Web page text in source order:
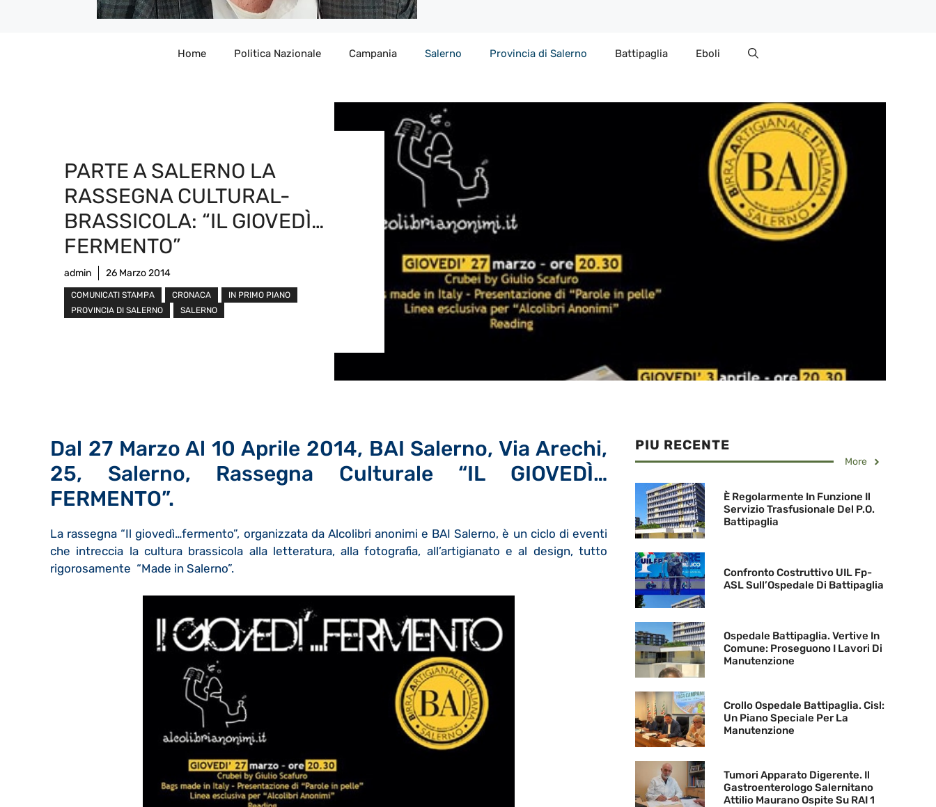
Home Politica Nazionale Campania Salerno Provincia di Salerno Battipaglia Eboli
PARTE A SALERNO LA
RASSEGNA CULTURAL-
BRASSICOLA: “IL GIOVEDÌ…
FERMENTO”
admin 26 Marzo 2014
COMUNICATI STAMPA CRONACA
IN PRIMO PIANO
PROVINCIA DI SALERNO
SALERNO
Dal 27 Marzo Al 10 Aprile 2014, BAI Salerno, Via Arechi,
25, Salerno, Rassegna Culturale “IL GIOVEDÌ…
FERMENTO”.
La rassegna “Il giovedì…fermento”, organizzata da Alcolibri anonimi e BAI Salerno, è un ciclo di eventi
che intreccia la cultura brassicola alla letteratura, alla fotografia, all’artigianato e al design, tutto
rigorosamente “Made in Salerno”.
PIU RECENTE
More
È Regolarmente In Funzione Il
Servizio Trasfusionale Del P.O.
Battipaglia
Confronto Costruttivo UIL Fp-
ASL Sull’Ospedale Di Battipaglia
Ospedale Battipaglia. Vertive In
Comune: Proseguono I Lavori Di
Manutenzione
Crollo Ospedale Battipaglia. Cisl:
Un Piano Speciale Per La
Manutenzione
Tumori Apparato Digerente. Il
Gastroenterologo Salernitano
Attilio Maurano Ospite Su RAI 1